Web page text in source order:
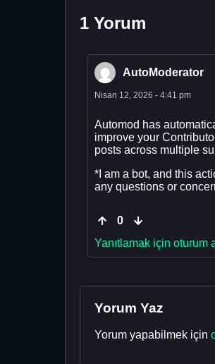
1 Yorum
AutoModerator
Nisan 12, 2026 - 4:41 pm
Automod has
improve your
posts across multiple
*I am a bot, and this
any questions or
0
Yanıtlamak için oturum
Yorum Yaz
Yorum yapabilmek için